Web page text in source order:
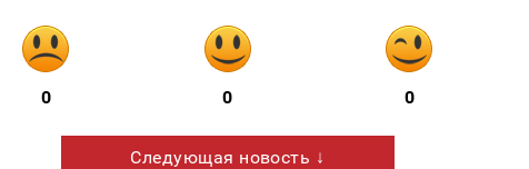
0 0 0
Следующая новость ↓